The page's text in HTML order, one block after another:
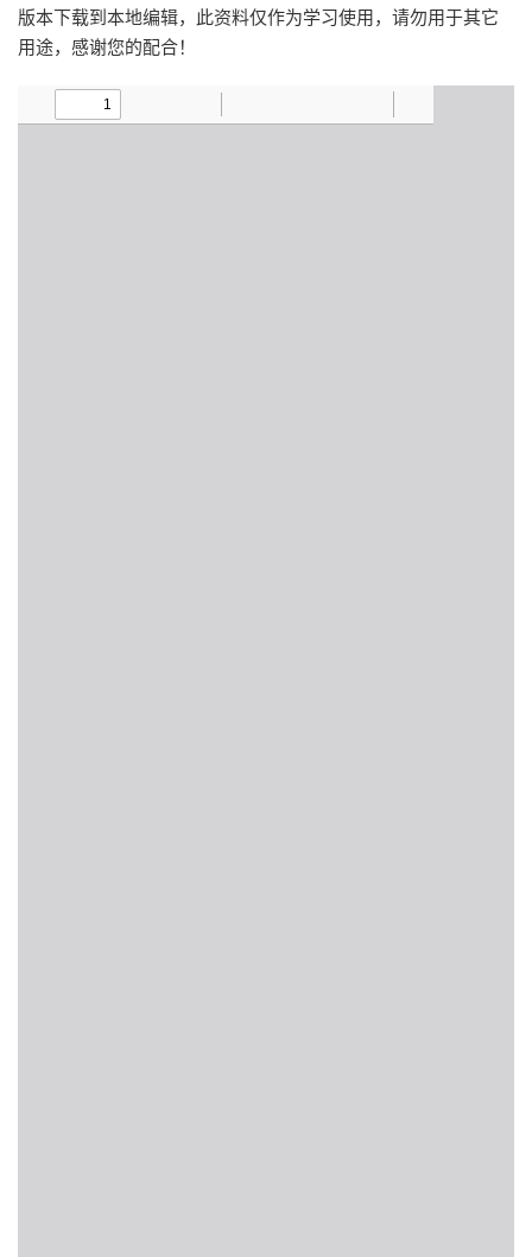
版本下载到本地编辑，此资料仅作为学习使用，请勿用于其它
用途，感谢您的配合！